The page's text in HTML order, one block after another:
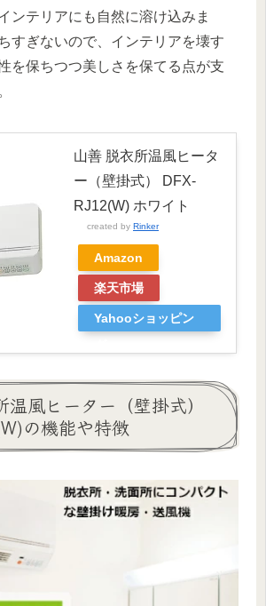
ンテリアにも自然に溶け込みま
すぎないので、インテリアを壊す
を保ちつつ美しさを保てる点が支
山善 脱衣所温風ヒータ
ー（壁掛式） DFX-
RJ12(W) ホワイト
created by Rinker
Amazon
楽天市場
Yahooショッピン
風ヒーター（壁掛式）
の機能や特徴